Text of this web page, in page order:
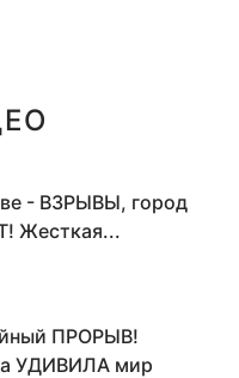
- ВЗРЫВЫ, город
Жесткая...
ПРОРЫВ!
УДИВИЛА мир